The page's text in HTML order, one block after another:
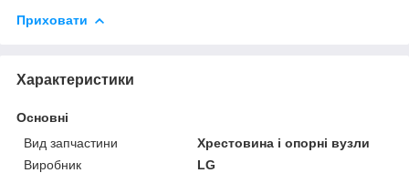
Приховати
Характеристики
Основні
Вид запчастини
Хрестовина і опорні вузли
Виробник
LG